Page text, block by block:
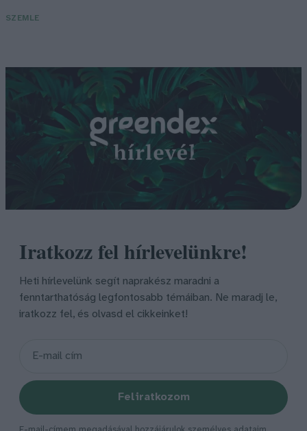
SZEMLE
Iratkozz fel hírlevelünkre!
Heti hírlevelünk segít naprakész maradni a
fenntarthatóság legfontosabb témáiban. Ne maradj le,
iratkozz fel, és olvasd el cikkeinket!
Feliratkozom